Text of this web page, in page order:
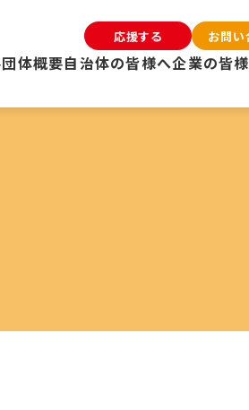
団体概要自治体の皆様へ企業の皆
応援する お問い